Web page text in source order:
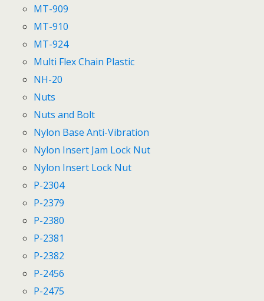
MT-909
MT-910
MT-924
Multi Flex Chain Plastic
NH-20
Nuts
Nuts and Bolt
Nylon Base Anti-Vibration
Nylon Insert Jam Lock Nut
Nylon Insert Lock Nut
P-2304
P-2379
P-2380
P-2381
P-2382
P-2456
P-2475